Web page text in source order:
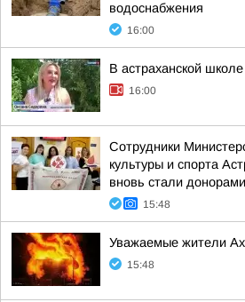
водоснабжения
16:00
В астраханской
16:00
Сотрудники
культуры и спорта
вновь стали
15:48
Уважаемые жители
15:48